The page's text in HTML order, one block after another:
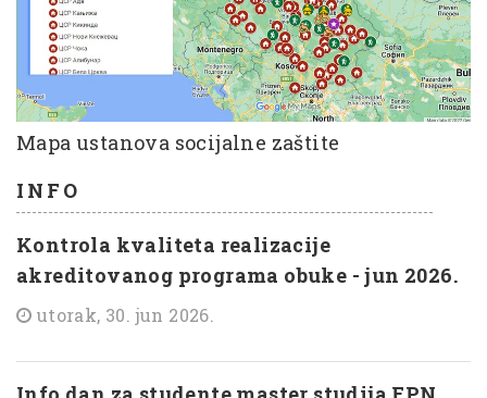
Mapa ustanova socijalne zaštite
INFO
Kontrola kvaliteta realizacije
akreditovanog programa obuke - jun 2026.
utorak, 30. jun 2026.